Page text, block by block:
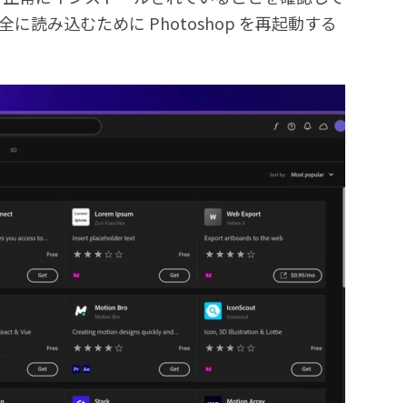
に読み込むために Photoshop を再起動する